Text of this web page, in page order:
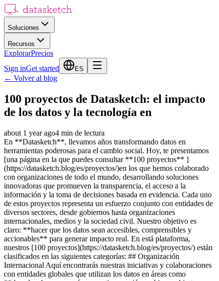
Soluciones
Recursos
ExplorarPrecios
Sign inGet started ES
← Volver al blog
100 proyectos de Datasketch: el impacto
de los datos y la tecnología en
about 1 year ago4 min de lectura
En **Datasketch**, llevamos años transformando datos en
herramientas poderosas para el cambio social. Hoy, te presentamos
[una página en la que puedes consultar **100 proyectos** ]
(https://datasketch.blog/es/proyectos/)en los que hemos colaborado
con organizaciones de todo el mundo, desarrollando soluciones
innovadoras que promueven la transparencia, el acceso a la
información y la toma de decisiones basada en evidencia. Cada uno
de estos proyectos representa un esfuerzo conjunto con entidades de
diversos sectores, desde gobiernos hasta organizaciones
internacionales, medios y la sociedad civil. Nuestro objetivo es
claro: **hacer que los datos sean accesibles, comprensibles y
accionables** para generar impacto real. En está plataforma,
nuestros [100 proyectos](https://datasketch.blog/es/proyectos/) están
clasificados en las siguientes categorías: ## Organización
Internacional Aquí encontrarás nuestras iniciativas y colaboraciones
con entidades globales que utilizan los datos en áreas como